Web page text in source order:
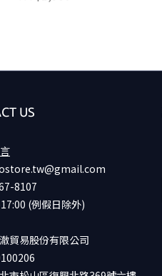
US
8107
(例假日除外)
貿易股份有限公司